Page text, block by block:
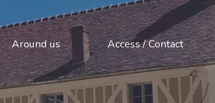
Around us Access / Contact